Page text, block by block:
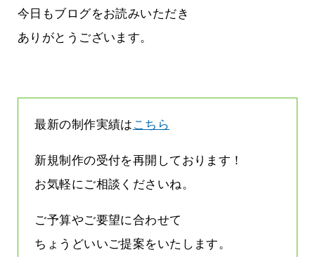
今日もブログをお読みいただき
ありがとうございます。
最新の制作実績は こちら
新規制作の受付を再開しております！
お気軽にご相談くださいね。
ご予算やご要望に合わせて
ちょうどいいご提案をいたします。